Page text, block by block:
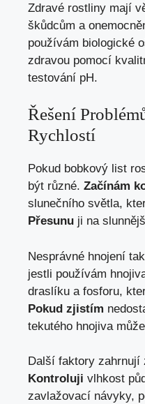
Zdravé rostliny mají
škůdcům a
používám biologické
zdravou pomocí
testování pH.
Řešení
Rychlostí
Pokud bobkový list
být různé. Začínám
slunečního světla,
Přesunu ji na
Nesprávné hnojení
jestli používám
draslíku a fosforu,
Pokud zjistím
tekutého hnojiva
Další faktory zahrnují
Kontroluji vlhkost
zavlažovací návyky,